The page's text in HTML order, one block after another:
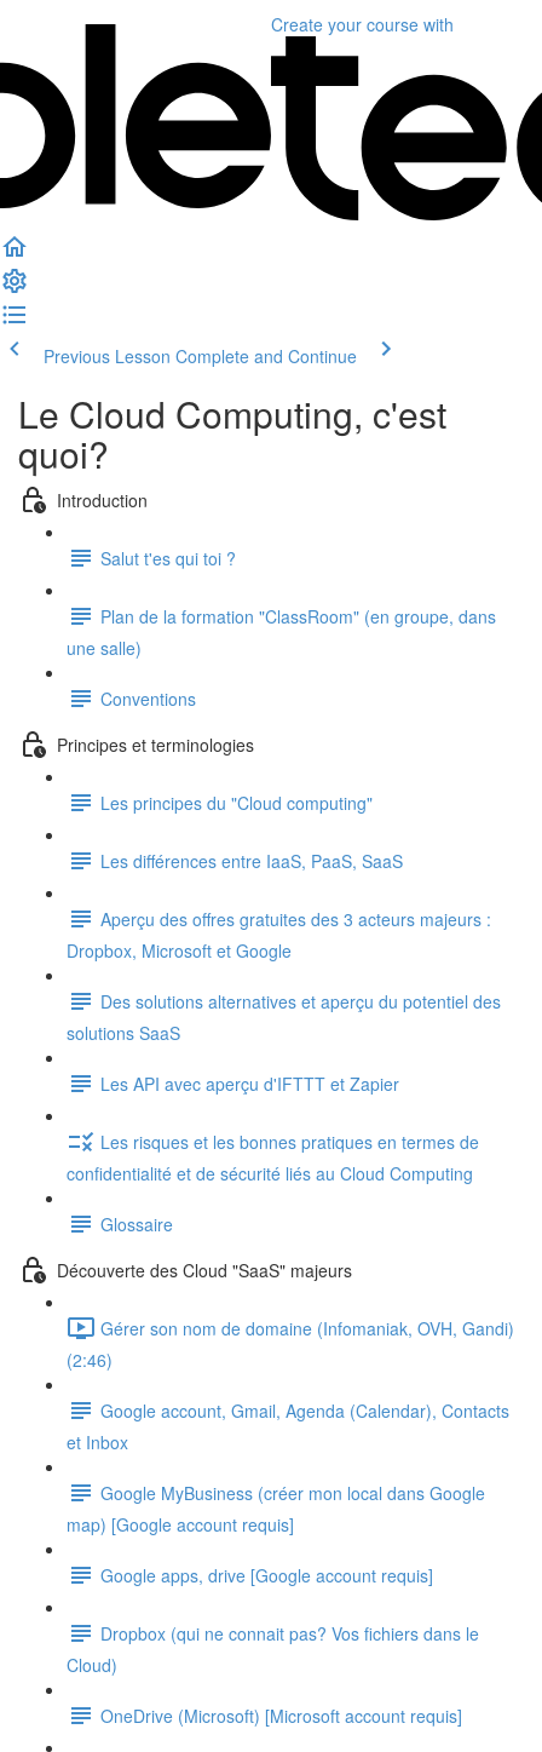
Create your course with
Previous Lesson Complete and Continue
Le Cloud Computing, c'est
quoi?
Introduction
Salut t'es qui toi ?
Plan de la formation "ClassRoom" (en groupe, dans
une salle)
Conventions
Principes et terminologies
Les principes du "Cloud computing"
Les différences entre IaaS, PaaS, SaaS
Aperçu des offres gratuites des 3 acteurs majeurs :
Dropbox, Microsoft et Google
Des solutions alternatives et aperçu du potentiel des
solutions SaaS
Les API avec aperçu d'IFTTT et Zapier
Les risques et les bonnes pratiques en termes de
confidentialité et de sécurité liés au Cloud Computing
Glossaire
Découverte des Cloud "SaaS" majeurs
Gérer son nom de domaine (Infomaniak, OVH, Gandi)
(2:46)
Google account, Gmail, Agenda (Calendar), Contacts
et Inbox
Google MyBusiness (créer mon local dans Google
map) [Google account requis]
Google apps, drive [Google account requis]
Dropbox (qui ne connait pas? Vos fichiers dans le
Cloud)
OneDrive (Microsoft) [Microsoft account requis]